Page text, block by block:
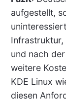
aufgestellt,
Infrastruktur,
und nach
weitere
KDE Linux
diesen